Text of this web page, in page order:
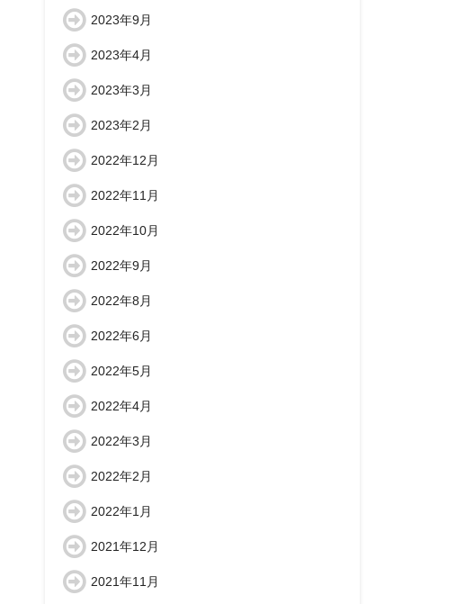
2023年9月
2023年4月
2023年3月
2023年2月
2022年12月
2022年11月
2022年10月
2022年9月
2022年8月
2022年6月
2022年5月
2022年4月
2022年3月
2022年2月
2022年1月
2021年12月
2021年11月